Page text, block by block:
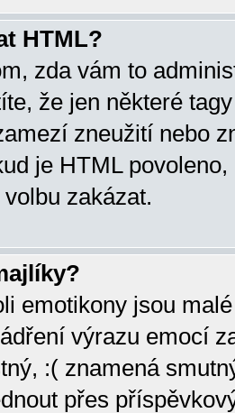
HTML?
zda vám to
že jen některé
zneužití nebo
je HTML
zakázat.
emotikony jsou
výrazu emocí
:( znamená
přes